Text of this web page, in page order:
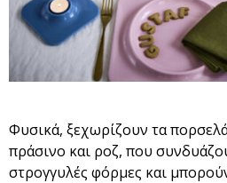
Φυσικά, ξεχωρίζουν τα
πράσινο και ροζ, που
στρογγυλές φόρμες και